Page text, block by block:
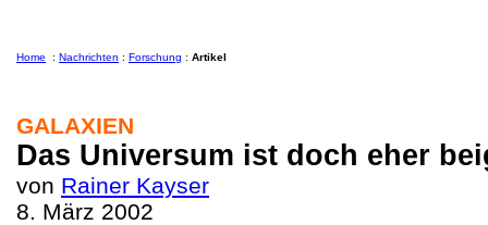
Home : Nachrichten : Forschung : Artikel
GALAXIEN
Das Universum ist doch eher
von Rainer Kayser
8. März 2002